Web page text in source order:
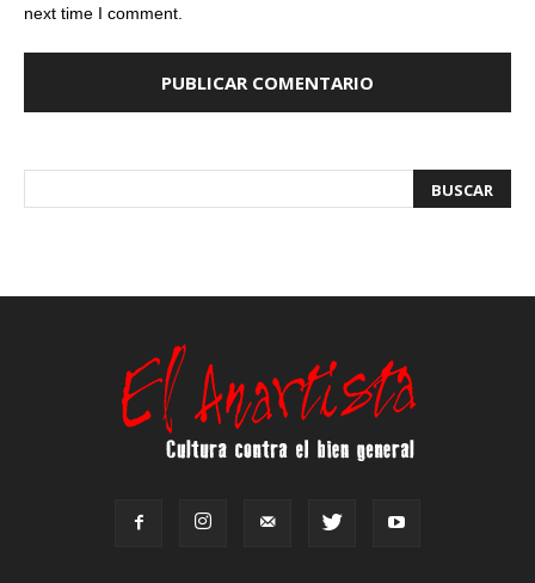
next time I comment.